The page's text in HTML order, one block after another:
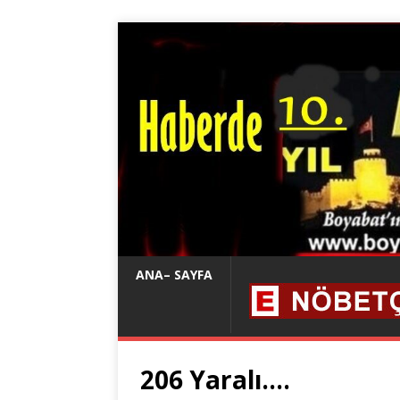
ANA– SAYFA
206 Yaralı….